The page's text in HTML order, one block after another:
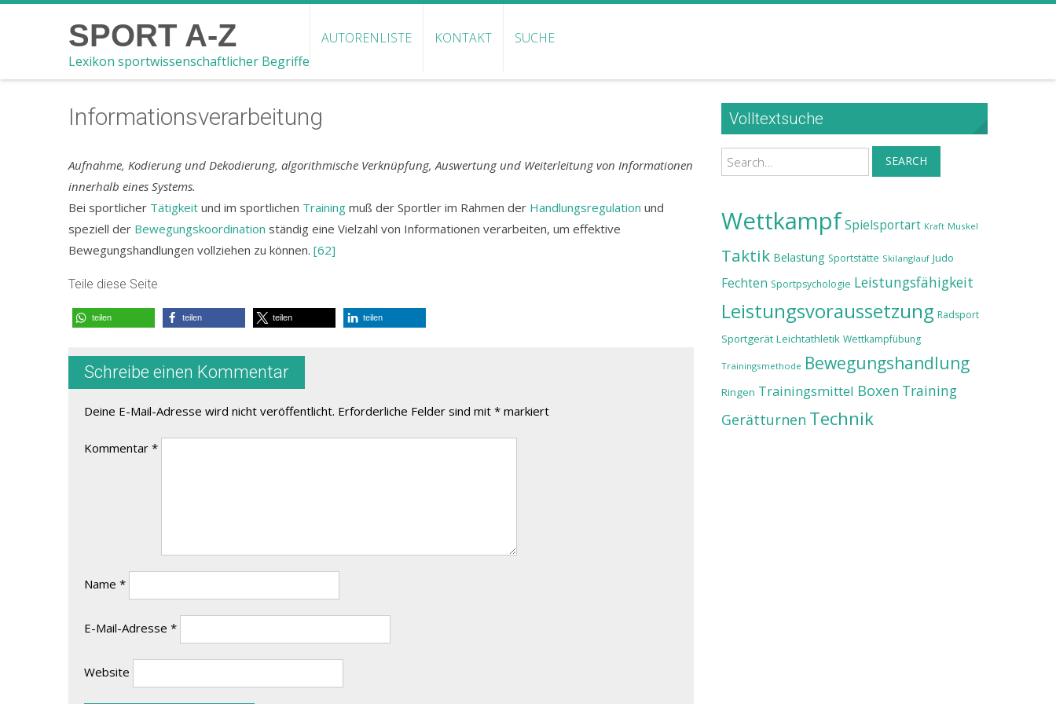
SPORT A-Z
Lexikon sportwissenschaftlicher Begriffe
AUTORENLISTE KONTAKT SUCHE
Informationsverarbeitung
Aufnahme, Kodierung und Dekodierung, algorithmische Verknüpfung, Auswertung und Weiterleitung von Informationen
innerhalb eines Systems.
Bei sportlicher Tätigkeit und im sportlichen Training muß der Sportler im Rahmen der Handlungsregulation und
speziell der Bewegungskoordination ständig eine Vielzahl von Informationen verarbeiten, um effektive
Bewegungshandlungen vollziehen zu können. [62]
Teile diese Seite
teilen teilen teilen teilen
Schreibe einen Kommentar
Deine E-Mail-Adresse wird nicht veröffentlicht. Erforderliche Felder sind mit * markiert
Kommentar *
Name *
E-Mail-Adresse *
Website
Volltextsuche
Search SEARCH
Wettkampf Spielsportart Kraft Muskel
Taktik Belastung Sportstätte Skilanglauf Judo
Fechten Sportpsychologie Leistungsfähigkeit
Leistungsvoraussetzung Radsport
Sportgerät Leichtathletik Wettkampfübung
Trainingsmethode Bewegungshandlung
Ringen Trainingsmittel Boxen Training
Gerätturnen Technik